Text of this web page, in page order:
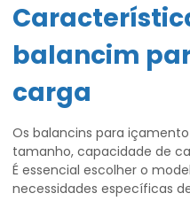
balancim
carga
Os balancins para
tamanho, capacidade de
É essencial escolher o
necessidades específicas